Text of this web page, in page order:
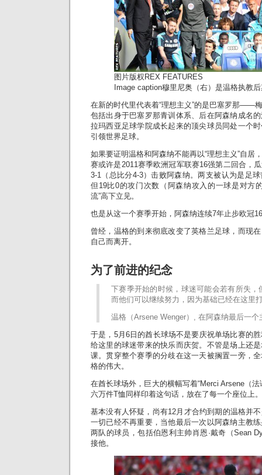
图片版权 REX FEATURES
Image caption穆里尼奥（右）是温格执教
在新的时代里代表着“理想主义”的是巴塞罗那——
包括出身于巴塞罗那青训体系、后在阿森纳成名
拉玛西亚足球学院成长起来的顶尖球员同处一个
引领世界足球。
如果要证明温格和阿森纳不能再以“理想主义”自居
赛或许是2011赛季欧洲冠军联赛16强第二回合，
3-1（总比分4-3）击败阿森纳。两支被认为是足
但19比0的攻门次数（阿森纳攻入的一球是对方
流”高下立见。
也是从这一个赛季开始，阿森纳连续7年止步欧冠
曾经，温格的到来彻底改变了英格兰足球，而现
自己而离开。
为了前进的纪念
下赛季开始的时候，球迷可能会若有所失，
而他们可以继续努力，因为基础已经在这里
温格（Arsene Wenger）, 在阿森纳最后一个
于是，5月6日的酋长球场不是要庆祝单场比赛的
给这里的球迷带来的快乐而庆贺。不管是场上还
课。贯穿整个赛季的分歧在这一天被搁置一旁，
格的伟大。
在酋长球场外，巨大的横幅写着“Merci Arsene（
六万件T恤同样印着这句话，放在了每一个座位上。
基本没有人怀疑，尚有12月才合约到期的温格并
一切已经不再重要，当他最后一次以阿森纳主教
两队的球员，包括伯恩利主帅肖恩·戴奇（Sean
接他。